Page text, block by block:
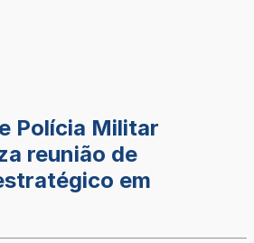
Polícia Militar
reunião de
em